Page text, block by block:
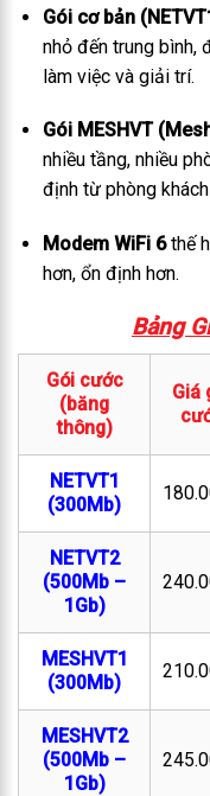
Gói cơ bản
nhỏ đến trung bình,
làm việc và giải trí.
Gói MESHVT
nhiều tầng, nhiều
định từ phòng
Modem WiFi 6thế
hơn, ổn định hơn.
Bảng
Gói cước
(băng
thông)
Giá
NETVT1
(300Mb)
NETVT2
(500Mb –
1Gb)
MESHVT1
(300Mb)
MESHVT2
(500Mb –
1Gb)